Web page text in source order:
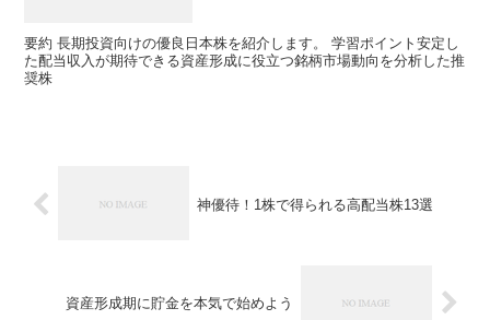
要約 長期投資向けの優良日本株を紹介します。 学習ポイント安定し
た配当収入が期待できる資産形成に役立つ銘柄市場動向を分析した推
奨株
神優待！1株で得られる高配当株13選
資産形成期に貯金を本気で始めよう